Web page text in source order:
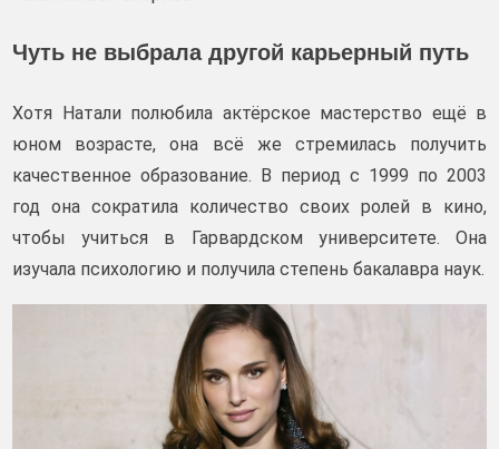
Чуть не выбрала другой карьерный путь
Хотя Натали полюбила актёрское мастерство ещё в
юном возрасте, она всё же стремилась получить
качественное образование. В период с 1999 по 2003
год она сократила количество своих ролей в кино,
чтобы учиться в Гарвардском университете. Она
изучала психологию и получила степень бакалавра наук.